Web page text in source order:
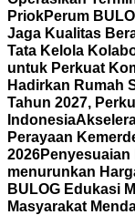
PriokPerum
Jaga Kualitas
Tata Kelola
untuk Perkuat
Hadirkan Rumah
Tahun 2027,
Indonesia
Perayaan
2026Penyesuaian
menurunkan
BULOG Edukasi
Masyarakat